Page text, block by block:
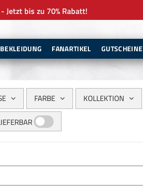
Jetzt bis zu 70% Rabatt!
FANARTIKEL GUTSCHEINE
FARBE KOLLEKTION